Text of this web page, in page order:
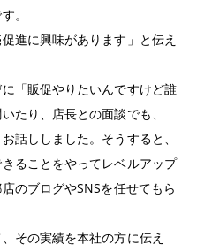
。
進に興味があります」と伝え
「販促やりたいんですけど誰
たり、店長との面談でも、
話ししました。そうすると、
ることをやってレベルアップ
のブログやSNSを任せてもら
その実績を本社の方に伝え